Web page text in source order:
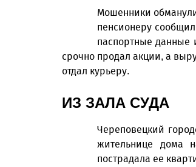
Мошенники
пенсионеру
паспортные данные
срочно продал акции, а
отдал курьеру.
ИЗ ЗАЛА СУДА
Череповецкий
жительнице дома
пострадала ее